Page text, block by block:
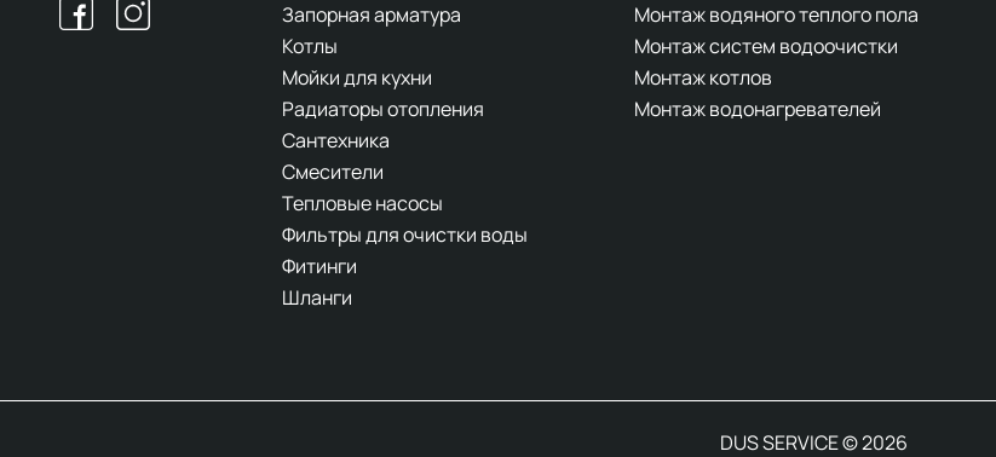
Запорная арматура
Котлы
Мойки для кухни
Радиаторы отопления
Сантехника
Смесители
Тепловые насосы
Фильтры для очистки воды
Фитинги
Шланги
Монтаж водяного теплого пола
Монтаж систем водоочистки
Монтаж котлов
Монтаж водонагревателей
DUS SERVICE © 2026